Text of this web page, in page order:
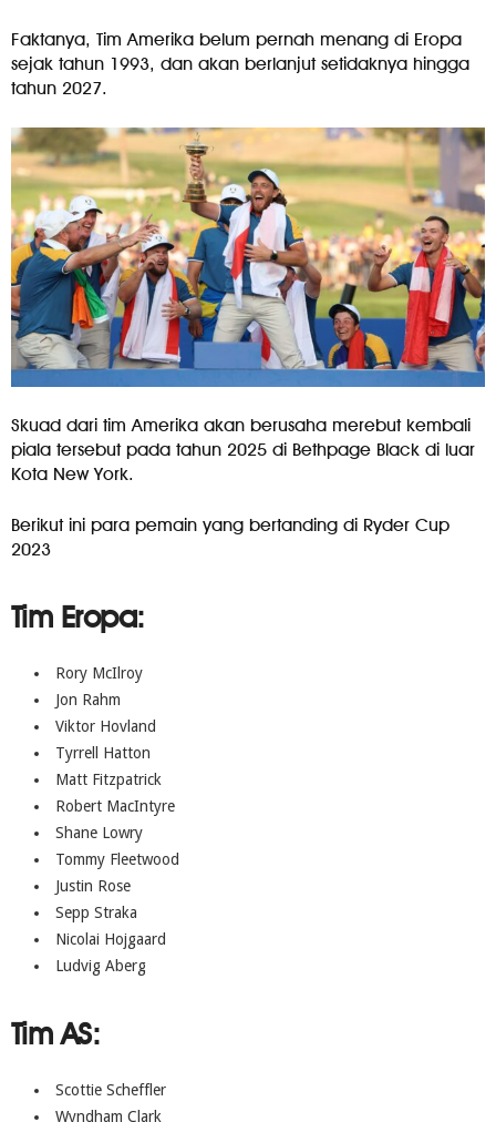
Faktanya, Tim Amerika belum pernah menang di Eropa
sejak tahun 1993, dan akan berlanjut setidaknya hingga
tahun 2027.
Skuad dari tim Amerika akan berusaha merebut kembali
piala tersebut pada tahun 2025 di Bethpage Black di luar
Kota New York.
Berikut ini para pemain yang bertanding di Ryder Cup
2023
Tim Eropa:
Rory McIlroy
Jon Rahm
Viktor Hovland
Tyrrell Hatton
Matt Fitzpatrick
Robert MacIntyre
Shane Lowry
Tommy Fleetwood
Justin Rose
Sepp Straka
Nicolai Hojgaard
Ludvig Aberg
Tim AS:
Scottie Scheffler
Wyndham Clark